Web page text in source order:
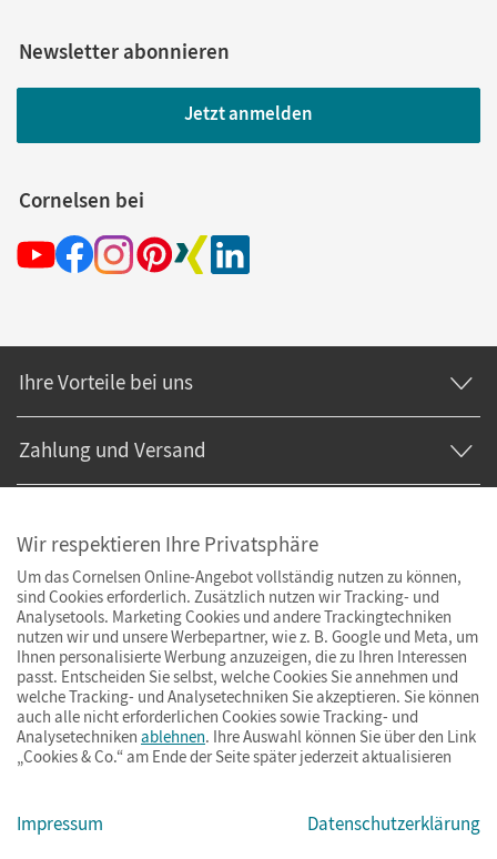
Newsletter abonnieren
Jetzt anmelden
Cornelsen bei
Ihre Vorteile bei uns
Zahlung und Versand
© Cornelsen Verlag 2026
ImpressumAGBDatenschutzBarrierefreiheitCookies & Co.
Wir respektieren Ihre Privatsphäre
Um das Cornelsen Online-Angebot vollständig nutzen zu können,
sind Cookies erforderlich. Zusätzlich nutzen wir Tracking- und
Analysetools. Marketing Cookies und andere Trackingtechniken
nutzen wir und unsere Werbepartner, wie z. B. Google und Meta, um
Ihnen personalisierte Werbung anzuzeigen, die zu Ihren Interessen
passt. Entscheiden Sie selbst, welche Cookies Sie annehmen und
welche Tracking- und Analysetechniken Sie akzeptieren. Sie können
auch alle nicht erforderlichen Cookies sowie Tracking- und
Analysetechniken ablehnen. Ihre Auswahl können Sie über den Link
„Cookies & Co.“ am Ende der Seite später jederzeit aktualisieren
Impressum Datenschutzerklärung